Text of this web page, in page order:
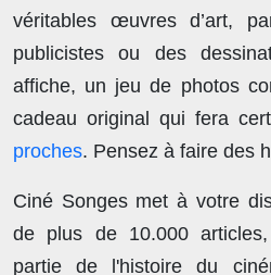
véritables œuvres d’art,
publicistes ou des
affiche, un jeu de photos
cadeau original qui fera
proches. Pensez à faire des
Ciné Songes met à votre
de plus de 10.000 articles
partie de l'histoire du